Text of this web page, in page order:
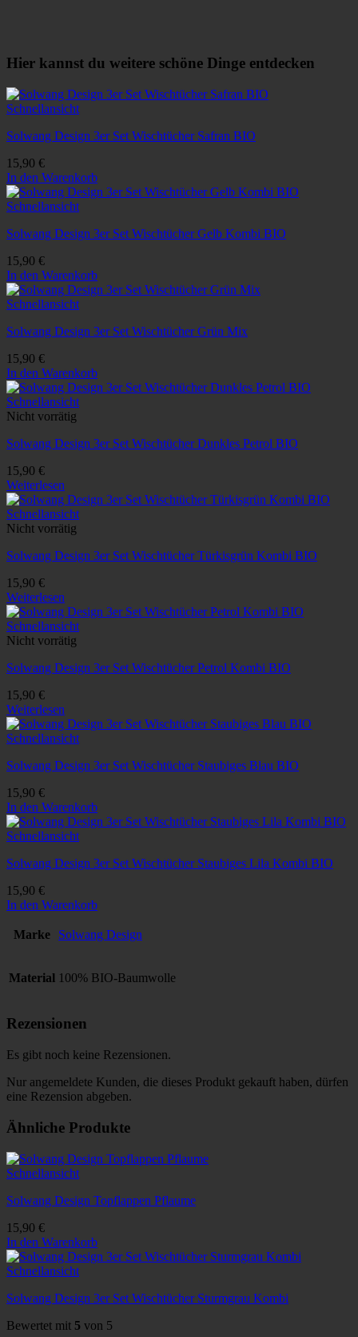
Hier kannst du weitere schöne Dinge entdecken
Schnellansicht
Solwang Design 3er Set Wischtücher Safran BIO
15,90 €
In den Warenkorb
Schnellansicht
Solwang Design 3er Set Wischtücher Gelb Kombi BIO
15,90 €
In den Warenkorb
Schnellansicht
Solwang Design 3er Set Wischtücher Grün Mix
15,90 €
In den Warenkorb
Schnellansicht
Nicht vorrätig
Solwang Design 3er Set Wischtücher Dunkles Petrol BIO
15,90 €
Weiterlesen
Schnellansicht
Nicht vorrätig
Solwang Design 3er Set Wischtücher Türkisgrün Kombi BIO
15,90 €
Weiterlesen
Schnellansicht
Nicht vorrätig
Solwang Design 3er Set Wischtücher Petrol Kombi BIO
15,90 €
Weiterlesen
Schnellansicht
Solwang Design 3er Set Wischtücher Staubiges Blau BIO
15,90 €
In den Warenkorb
Schnellansicht
Solwang Design 3er Set Wischtücher Staubiges Lila Kombi BIO
15,90 €
In den Warenkorb
Marke Solwang Design
Material 100% BIO-Baumwolle
Rezensionen
Es gibt noch keine Rezensionen.
Nur angemeldete Kunden, die dieses Produkt gekauft haben, dürfen
eine Rezension abgeben.
Ähnliche Produkte
Schnellansicht
Solwang Design Topflappen Pflaume
15,90 €
In den Warenkorb
Schnellansicht
Solwang Design 3er Set Wischtücher Sturmgrau Kombi
Bewertet mit 5 von 5